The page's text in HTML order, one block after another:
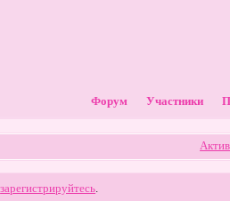
Форум Участники
зарегистрируйтесь